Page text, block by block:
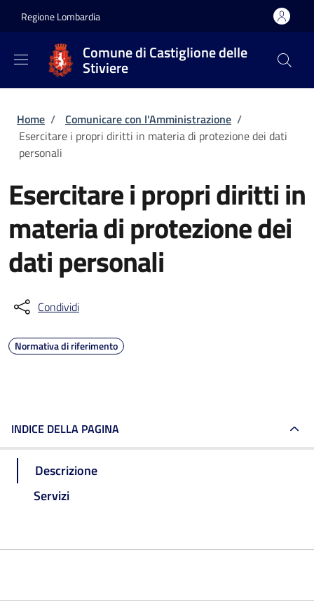
Regione Lombardia
Comune di Castiglione delle
Stiviere
Briciole di pane
Home / Comunicare con l'Amministrazione /
Esercitare i propri diritti in materia di protezione dei dati
personali
Esercitare i propri diritti in
materia di protezione dei
dati personali
Condividi
Normativa di riferimento
INDICE DELLA PAGINA
Descrizione
Servizi